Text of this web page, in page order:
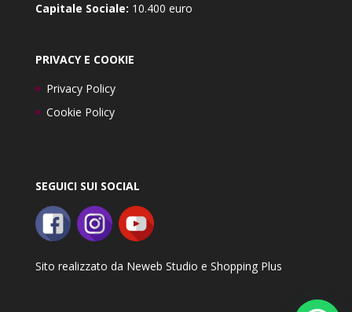
Capitale Sociale: 10.400 euro
PRIVACY E COOKIE
Privacy Policy
Cookie Policy
SEGUICI SUI SOCIAL
Sito realizzato da Neweb Studio e Shopping Plus